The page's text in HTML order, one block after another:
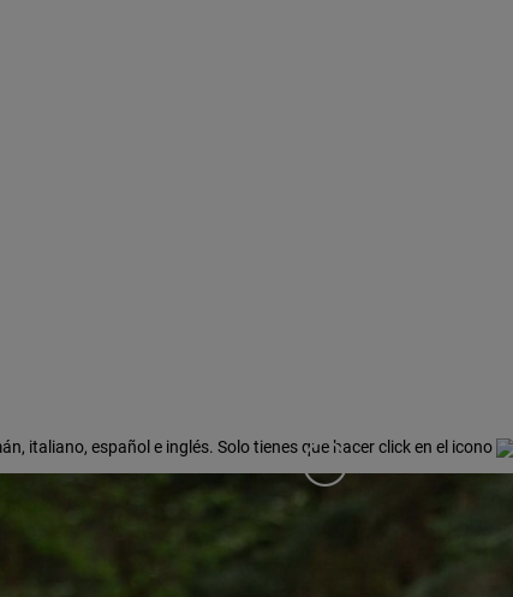
italiano, español e inglés. Solo tienes que hacer click en el icono